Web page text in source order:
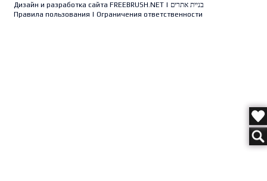
Дизайн и разработка сайта FREEBRUSH.NET| בניית אתרים
Правила пользования | Ограничения ответственности